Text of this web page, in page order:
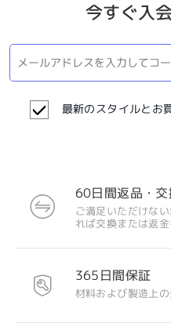
今すぐ入
最新のスタイルとお
60日間返品・
ご満足いただけな
れば交換または返
365日間保証
材料および製造上